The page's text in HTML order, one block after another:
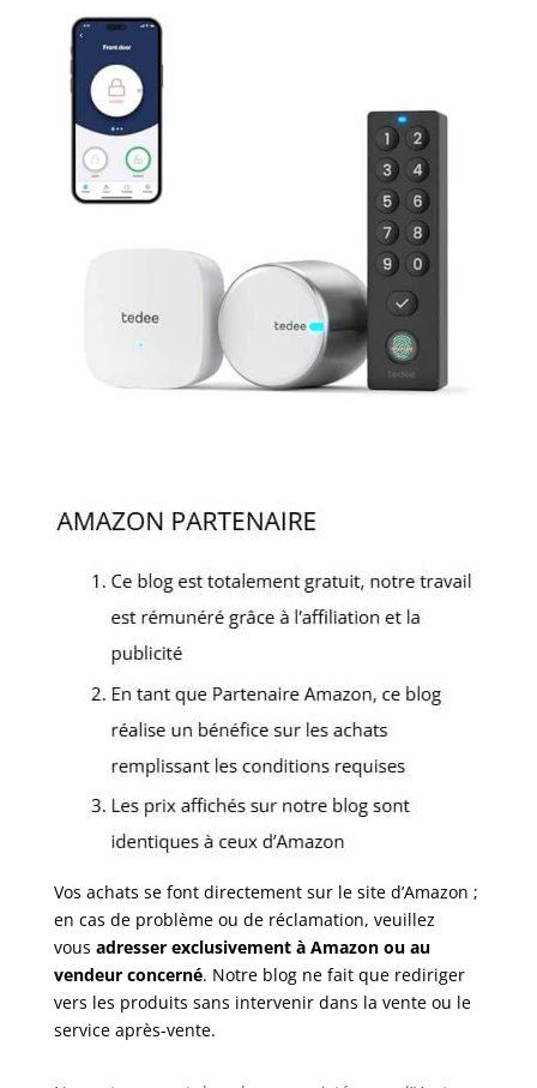
Vos achats se font directement sur le site d’Amazon ;
en cas de problème ou de réclamation, veuillez
vous adresser exclusivement à Amazon ou au
vendeur concerné. Notre blog ne fait que rediriger
vers les produits sans intervenir dans la vente ou le
service après-vente.